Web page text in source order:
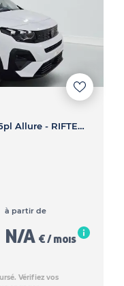
Rifter M BlueHDi 100 S S BVM6 5pl Allure - RIFTER Rifter M BlueHDi 100 S S BVM6 5pl Allure
à partir de
N/A € / mois
Vérifiez vos